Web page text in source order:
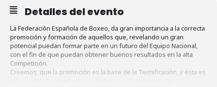
Detalles del evento
La Federación Española de Boxeo, da gran importancia a la correcta
promoción y formación de aquellos que, revelando un gran
potencial puedan formar parte en un futuro del Equipo Nacional,
con el fin de que puedan obtener buenos resultados en la alta
Competición.
Creemos, que la promoción es la base de la Tecnificación, y ésta es